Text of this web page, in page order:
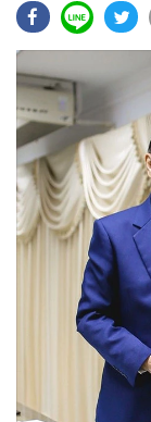
• ผู้จัดกวน
•
• Green
• Management
• MGR Live
• Infographic
• การเมือง
ท่องเที่ยว
ต่างประเทศ
Special Scoop
•
เศรษฐกิจ-ธุรกิจ